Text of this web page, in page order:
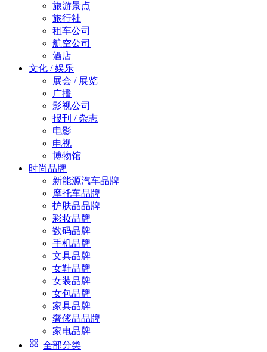
旅游景点
旅行社
租车公司
航空公司
酒店
文化 / 娱乐
展会 / 展览
广播
影视公司
报刊 / 杂志
电影
电视
博物馆
时尚品牌
新能源汽车品牌
摩托车品牌
护肤品品牌
彩妆品牌
数码品牌
手机品牌
文具品牌
女鞋品牌
女装品牌
女包品牌
家具品牌
奢侈品品牌
家电品牌
全部分类